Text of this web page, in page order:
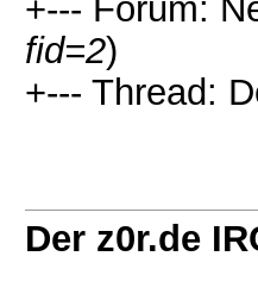
+--- Forum:
fid=2)
+--- Thread:
Der z0r.de